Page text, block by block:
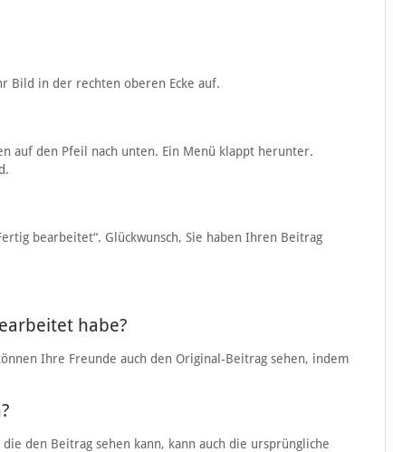
Bild in der rechten oberen Ecke auf.
auf den Pfeil nach unten. Ein Menü klappt herunter.
bearbeitet“. Glückwunsch, Sie haben Ihren Beitrag
habe?
Ihre Freunde auch den Original-Beitrag sehen, indem
den Beitrag sehen kann, kann auch die ursprüngliche